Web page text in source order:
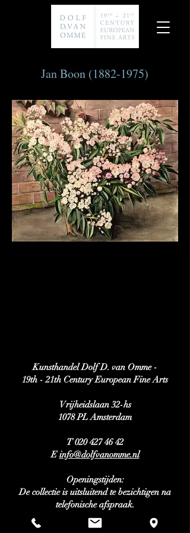
Jan Boon (1882-1975)
Kunsthandel Dolf D. van Omme -
19th - 21th Century European Fine Arts
Vrijheidslaan 32-hs
1078 PL Amsterdam
T 020 427 46 42
Einfo@dolfvanomme.nl
Openingstijden:
De collectie is uitsluitend te bezichtigen na
telefonische afspraak.